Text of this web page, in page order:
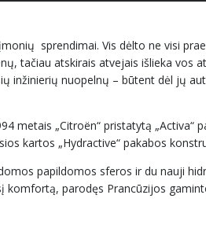
sprendimai. Vis dėlto ne visi
tačiau atskirais atvejais išlieka vos
inžinierių nuopelnų – būtent dėl jų
metais „Citroën“ pristatytą „Activa“
kartos „Hydractive“ pakabos
papildomos sferos ir du nauji
komfortą, parodęs Prancūzijos